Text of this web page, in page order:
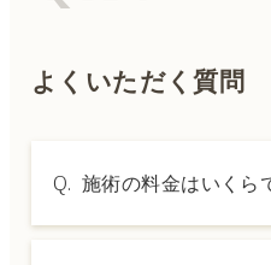
よくいただく質問
Q. 施術の料金はいくら